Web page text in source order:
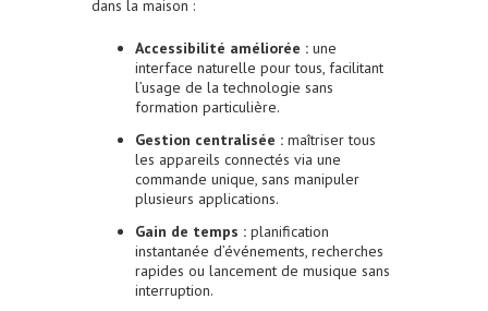
dans la maison :
Accessibilité améliorée : une
interface naturelle pour tous, facilitant
l’usage de la technologie sans
formation particulière.
Gestion centralisée : maîtriser tous
les appareils connectés via une
commande unique, sans manipuler
plusieurs applications.
Gain de temps : planification
instantanée d’événements, recherches
rapides ou lancement de musique sans
interruption.